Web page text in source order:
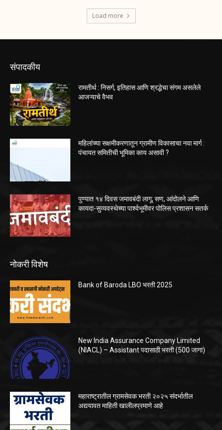
Load more
संपादकीय
रामतीर्थ : निसर्ग, इतिहास आणि श्रद्धेचा संगम असलेले
आजऱ्याचे वैभव
महिलांच्या सक्षमीकरणातून ग्रामीण विकासाचा नवा मार्ग :
पंचायत समितीची भूमिका काय असावी ?
पुण्यात १४ दिवस जमावबंदी लागू; सण, आंदोलने आणि
कायदा-सुव्यवस्थेच्या पार्श्वभूमीवर पोलिस प्रशासन सतर्क
नोकरी विशेष
Bank of Baroda LBO भरती 2025
New India Assurance Company Limited
(NIACL) – Assistant पदासाठी भरती (500 जागा)
महाराष्ट्रातील ग्रामसेवक भरती २०२५ संदर्भातील
अद्ययावत माहिती खालीलप्रमाणे आहे